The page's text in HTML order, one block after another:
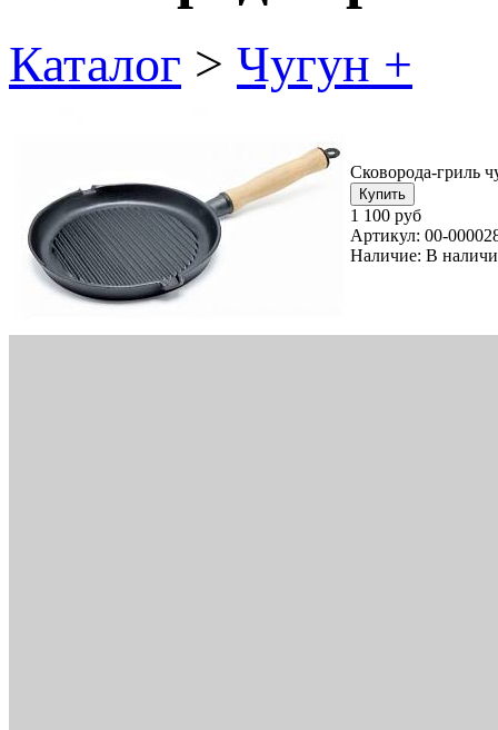
Каталог > Чугун +
Сковорода-гриль
1 100 руб
Артикул: 00-
Наличие: В